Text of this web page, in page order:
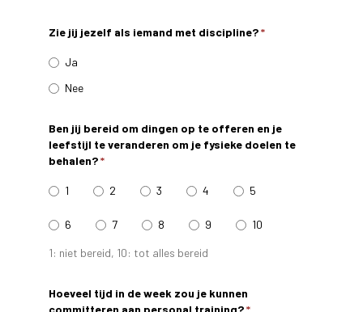
Zie jij jezelf als iemand met discipline?*
Ja
Nee
Ben jij bereid om dingen op te offeren en je
leefstijl te veranderen om je fysieke doelen te
behalen?*
1 2 3 4 5
6 7 8 9 10
1: niet bereid, 10: tot alles bereid
Hoeveel tijd in de week zou je kunnen
committeren aan personal training?*